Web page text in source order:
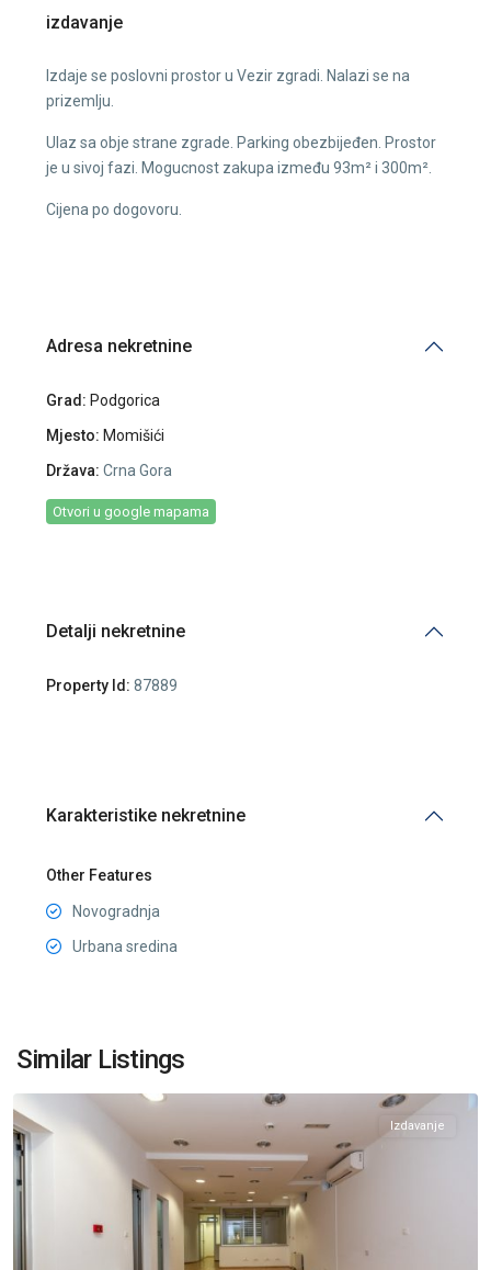
izdavanje
Izdaje se poslovni prostor u Vezir zgradi. Nalazi se na
prizemlju.
Ulaz sa obje strane zgrade. Parking obezbijeđen. Prostor
je u sivoj fazi. Mogucnost zakupa između 93m² i 300m².
Cijena po dogovoru.
Adresa nekretnine
Grad: Podgorica
Mjesto: Momišići
Država: Crna Gora
Otvori u google mapama
Detalji nekretnine
Property Id: 87889
Karakteristike nekretnine
Other Features
Novogradnja
Urbana sredina
Similar Listings
Momišići
Podgorica
Izdavanje